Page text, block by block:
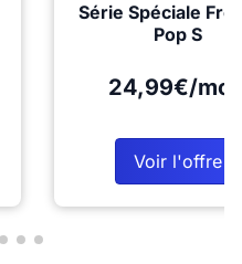
Série Spéciale
Pop S
24,99€/
Voir l'offre